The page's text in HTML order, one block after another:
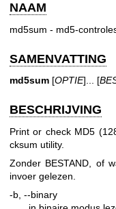
NAAM
md5sum - md5-
SAMENVATTING
md5sum [OPTIE]... [
BESCHRIJVING
Print or check MD5
cksum utility.
Zonder BESTAND, of
invoer gelezen.
-b, --binary